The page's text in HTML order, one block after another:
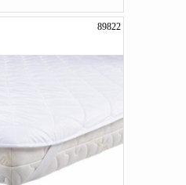
89822